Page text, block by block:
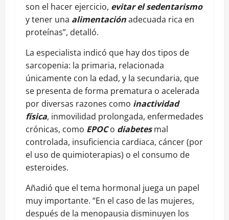
son el hacer ejercicio, evitar el sedentarismo
y tener una alimentaciónadecuada rica en
proteínas”, detalló.
La especialista indicó que hay dos tipos de
sarcopenia: la primaria, relacionada
únicamente con la edad, y la secundaria, que
se presenta de forma prematura o acelerada
por diversas razones como inactividad
física, inmovilidad prolongada, enfermedades
crónicas, como EPOCo diabetes mal
controlada, insuficiencia cardiaca, cáncer (por
el uso de quimioterapias) o el consumo de
esteroides.
Añadió que el tema hormonal juega un papel
muy importante. “En el caso de las mujeres,
después de la menopausia disminuyen los